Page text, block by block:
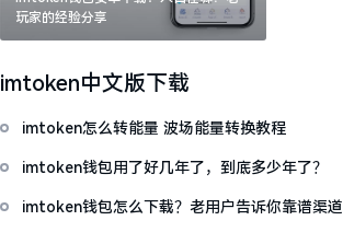
玩家的经验分享
imtoken中文版下载
imtoken怎么转能量 波场能量转换教程
imtoken钱包用了好几年了，到底多少年了？
imtoken钱包怎么下载？老用户告诉你靠谱渠道